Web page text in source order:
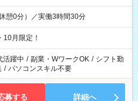
憩0分）／実働3時間30分
月限定！
活躍中 / 副業・WワークOK / シフト勤
/ パソコンスキル不要
募する 詳細へ